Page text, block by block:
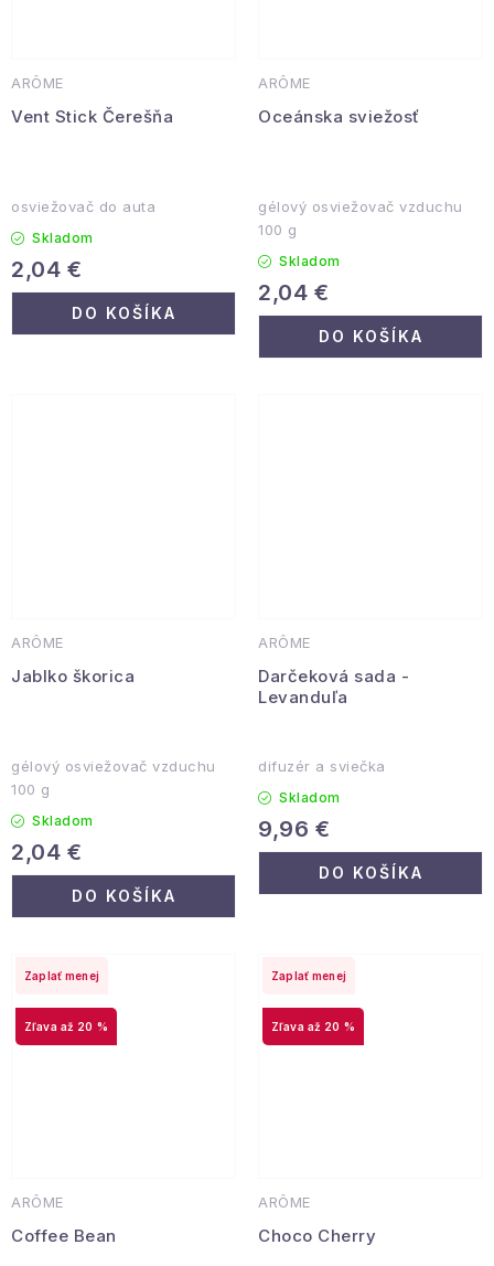
ARÔME
Vent Stick Čerešňa
osviežovač do auta
Skladom
2,04 €
DO KOŠÍKA
ARÔME
Oceánska sviežosť
gélový osviežovač vzduchu
100 g
Skladom
2,04 €
DO KOŠÍKA
ARÔME
Jablko škorica
gélový osviežovač vzduchu
100 g
Skladom
2,04 €
DO KOŠÍKA
ARÔME
Darčeková sada -
Levanduľa
difuzér a sviečka
Skladom
9,96 €
DO KOŠÍKA
ARÔME
Coffee Bean
až 20 %
Zaplať menej
ARÔME
Choco Cherry
až 20 %
Zaplať menej